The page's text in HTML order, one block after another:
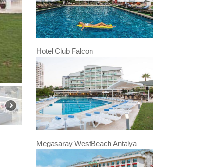
Hotel Club Falcon
Megasaray WestBeach Antalya